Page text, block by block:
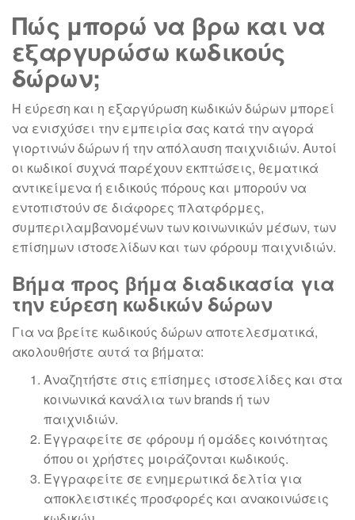
Πώς μπορώ να βρω και να
εξαργυρώσω κωδικούς
δώρων;
Η εύρεση και η εξαργύρωση κωδικών δώρων μπορεί
να ενισχύσει την εμπειρία σας κατά την αγορά
γιορτινών δώρων ή την απόλαυση παιχνιδιών. Αυτοί
οι κωδικοί συχνά παρέχουν εκπτώσεις, θεματικά
αντικείμενα ή ειδικούς πόρους και μπορούν να
εντοπιστούν σε διάφορες πλατφόρμες,
συμπεριλαμβανομένων των κοινωνικών μέσων, των
επίσημων ιστοσελίδων και των φόρουμ παιχνιδιών.
Βήμα προς βήμα διαδικασία για
την εύρεση κωδικών δώρων
Για να βρείτε κωδικούς δώρων αποτελεσματικά,
ακολουθήστε αυτά τα βήματα:
Αναζητήστε στις επίσημες ιστοσελίδες και στα
κοινωνικά κανάλια των brands ή των
παιχνιδιών.
Εγγραφείτε σε φόρουμ ή ομάδες κοινότητας
όπου οι χρήστες μοιράζονται κωδικούς.
Εγγραφείτε σε ενημερωτικά δελτία για
αποκλειστικές προσφορές και ανακοινώσεις